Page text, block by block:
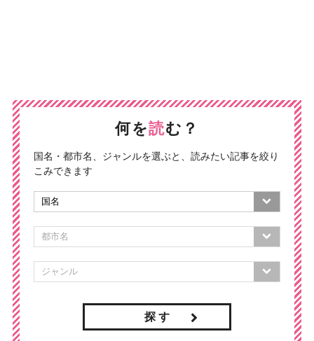
何を読む？
国名・都市名、ジャンルを選ぶと、読みたい記事を絞り
こみできます
探 す